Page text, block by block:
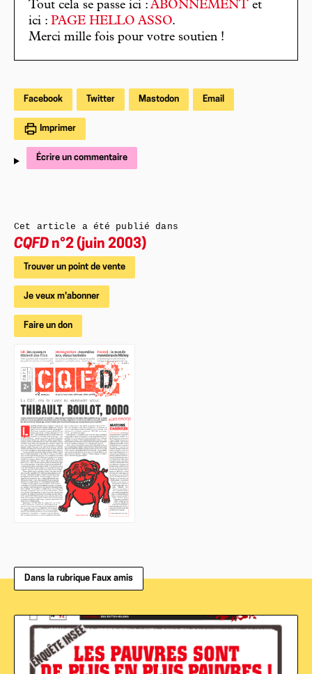
Tout cela se passe ici : ABONNEMENT et
ici : PAGE HELLO ASSO.
Merci mille fois pour votre soutien !
Facebook Twitter Mastodon Email
Imprimer
Écrire un commentaire
Cet article a été publié dans
CQFD n°2 (juin 2003)
Trouver un point de vente
Je veux m'abonner
Faire un don
Dans la rubrique Faux amis